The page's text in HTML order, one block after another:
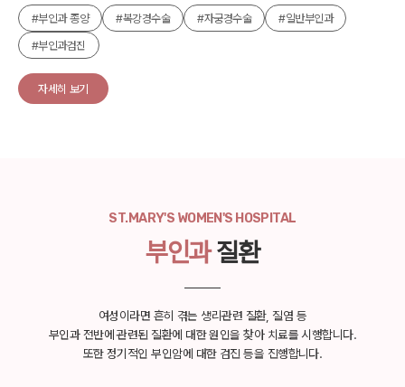
#부인과 종양 #복강경수술 #자궁경수술
#일반부인과
#부인과검진
자세히 보기
ST.MARY'S WOMEN'S HOSPITAL
부인과질환
여성이라면 흔히 겪는 생리관련 질환, 질염 등
부인과 전반에 관련된 질환에 대한 원인을 찾아 치료를 시행합니다.
또한 정기적인 부인암에 대한 검진 등을 진행합니다.